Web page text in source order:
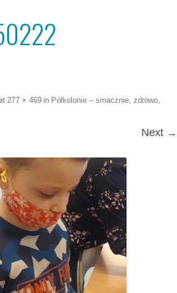
at 277 × 469 in Półkolonie – smacznie, zdrowo,
Next →